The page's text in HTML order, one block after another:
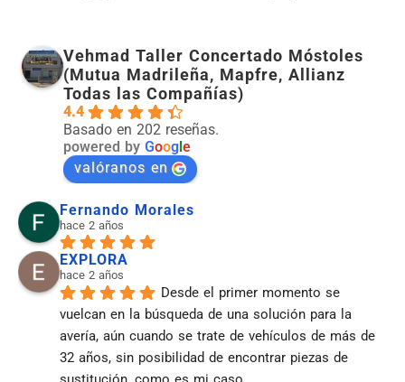
Vehmad Taller Concertado Móstoles
(Mutua Madrileña, Mapfre, Allianz
Todas las Compañías)
4.4
Basado en 202 reseñas.
powered by Google
valóranos en
Fernando Morales
hace 2 años
EXPLORA
hace 2 años
Desde el primer momento se
vuelcan en la búsqueda de una solución para la
avería, aún cuando se trate de vehículos de más de
32 años, sin posibilidad de encontrar piezas de